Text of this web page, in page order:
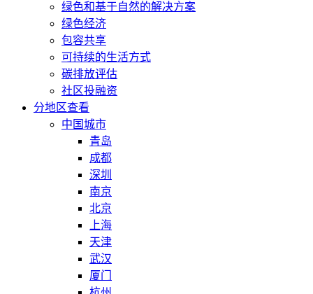
绿色和基于自然的解决方案
绿色经济
包容共享
可持续的生活方式
碳排放评估
社区投融资
分地区查看
中国城市
青岛
成都
深圳
南京
北京
上海
天津
武汉
厦门